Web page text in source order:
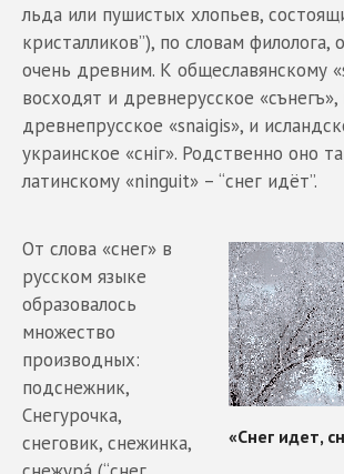
льда или пушистых хлопьев,
кристалликов”), по словам филолога,
очень древним. К общеславянскому
восходят и древнерусское «сънегъ»,
древнепрусское «snaigis», и
украинское «снiг». Родственно оно
латинскому «ninguit» – “снег идёт”.
От слова «снег» в
русском языке
образовалось
множество
производных:
подснежник,
Снегурочка,
снеговик, снежинка,